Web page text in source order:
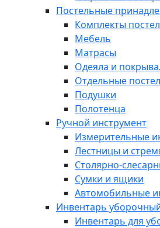
Постельные
Комплекты
Мебель
Матрасы
Одеяла и
Отдельные
Подушки
Полотенца
Ручной инструмент
Измерительные
Лестницы и
Столярно-
Сумки и ящики
Автомобильные
Инвентарь
Инвентарь для